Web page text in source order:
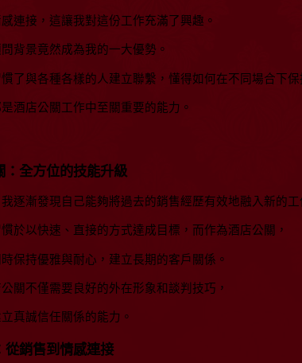
連接，這讓我對這份工作充滿了興趣。
背景竟然成為我的一大優勢。
了與各種各樣的人建立聯繫，懂得如何在不同場合下保
酒店公關工作中至關重要的能力。
：全方位的技能升級
逐漸發現自己能夠將過去的銷售經歷有效地融入新的工
於以快速、直接的方式達成目標，而作為酒店公關，
保持優雅與耐心，建立長期的客戶關係。
關不僅需要良好的外在形象和談判技巧，
真誠信任關係的能力。
從銷售到情感連接